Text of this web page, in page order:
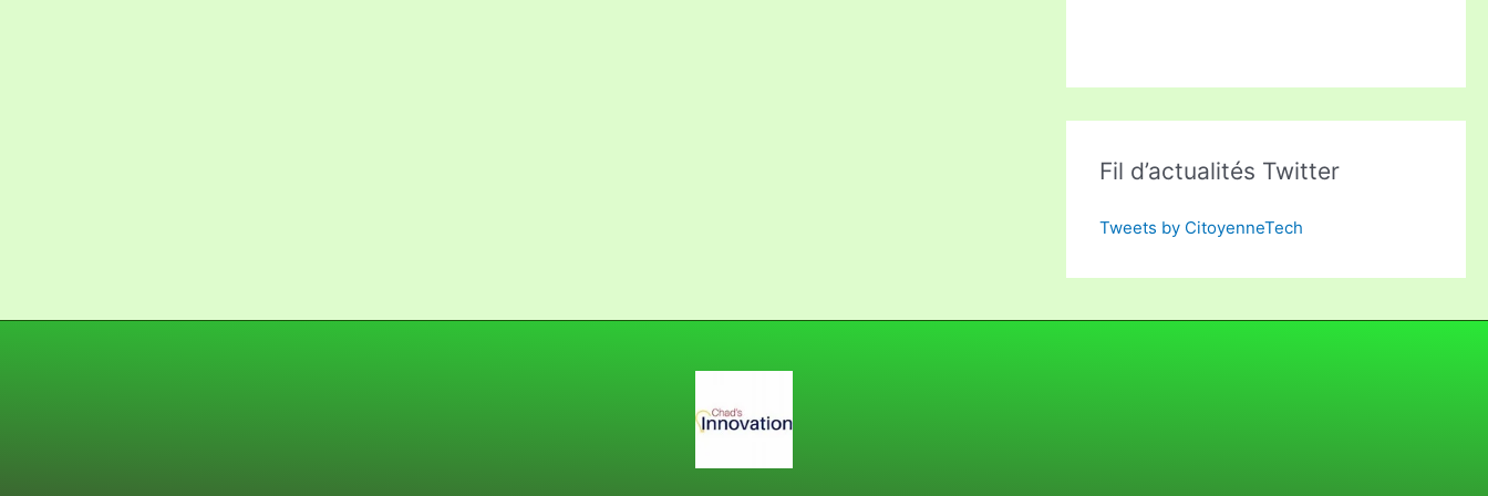
Fil d’actualités Twitter
Tweets by CitoyenneTech